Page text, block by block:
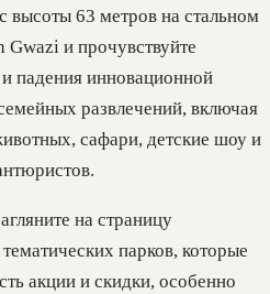
высоты 63 метров на стальном
и прочувствуйте
падения инновационной
развлечений, включая
сафари, детские шоу и
на страницу
парков, которые
акции и скидки, особенно